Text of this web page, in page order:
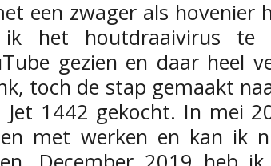
een zwager als hovenier
het houtdraaivirus te
gezien en daar heel
toch de stap gemaakt
1442 gekocht. In mei
met werken en kan ik